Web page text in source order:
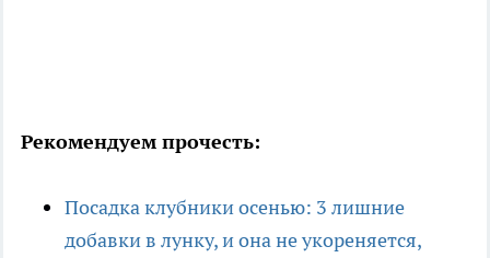
Рекомендуем прочесть:
Посадка клубники осенью: 3 лишние
добавки в лунку, и она не укореняется,